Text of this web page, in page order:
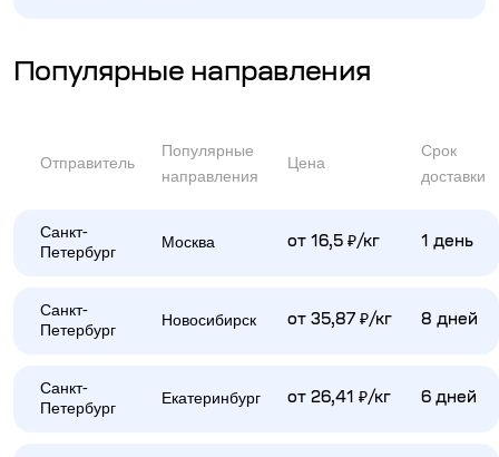
Популярные направления
Отправитель
Популярные
направления
Цена
Срок
доставки
Санкт-
Петербург
Москва от 16,5 ₽/кг 1 день
Санкт-
Петербург
Новосибирск от 35,87 ₽/кг 8 дней
Санкт-
Петербург
Екатеринбург от 26,41 ₽/кг 6 дней